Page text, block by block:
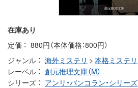
在庫あり
定価
880円（本体価格：800円）
ジャンル
海外ミステリ > 本格ミステリ
レーベル
創元推理文庫（M）
シリーズ
アンリ・バンコラン・シリーズ